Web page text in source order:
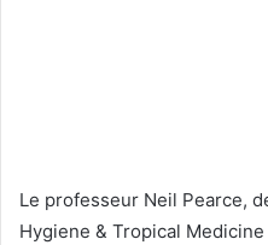
Le professeur Neil Pearce,
Hygiene & Tropical